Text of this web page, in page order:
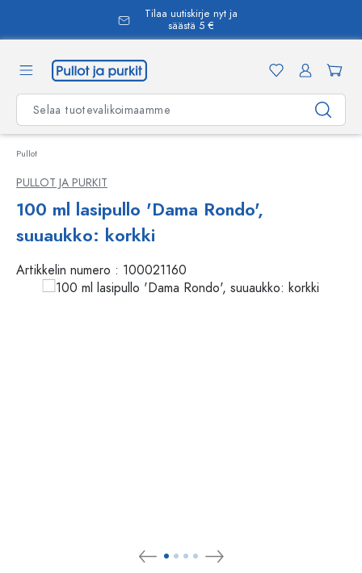
Tilaa uutiskirje nyt ja
säästä 5 €
Pullot
PULLOT JA PURKIT
100 ml lasipullo 'Dama Rondo',
suuaukko: korkki
Artikkelin numero : 100021160